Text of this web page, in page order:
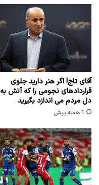
آقای تاج! اگر هنر دارید جلوی
قراردادهای نجومی را که آتش به
دل مردم می اندازد بگیرید
1 هفته پیش